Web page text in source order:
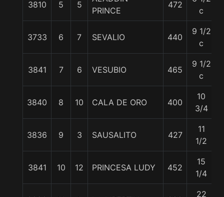
3810 5 5
PRINCE
472
c
3733 6 7 SEVALIO 440
9 1/2
c
3841 7 6 VESUBIO 465
9 1/2
c
3840 8 10 CALA DE ORO 400
10
3/4
3836 9 3 SAUSALITO 427
11
1/2
3841 10 12 PRINCESA LUDY 452
15
1/4
22